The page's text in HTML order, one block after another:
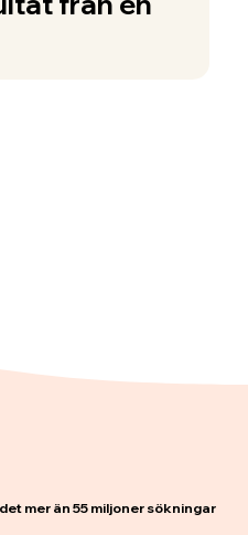
mer än 55 miljoner sökningar